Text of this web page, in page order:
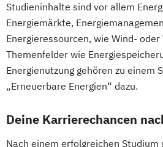
Nachhaltige Umwelt- und
Bioprozesstechnik
Projekt und
Quantum Engineering
Robotics Engineering
Software Engineering
Studieninhalte sind vor allem
Energiemärkte,
Energieressourcen, wie Wind-
Themenfelder wie
Energienutzung gehören zu einem
„Erneuerbare Energien“ dazu.
Deine Karrierechancen
Nach einem erfolgreichen